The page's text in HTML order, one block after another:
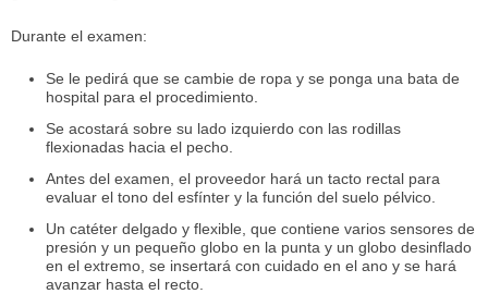
Durante el examen:
Se le pedirá que se cambie de ropa y se ponga una bata de
hospital para el procedimiento.
Se acostará sobre su lado izquierdo con las rodillas
flexionadas hacia el pecho.
Antes del examen, el proveedor hará un tacto rectal para
evaluar el tono del esfínter y la función del suelo pélvico.
Un catéter delgado y flexible, que contiene varios sensores de
presión y un pequeño globo en la punta y un globo desinflado
en el extremo, se insertará con cuidado en el ano y se hará
avanzar hasta el recto.